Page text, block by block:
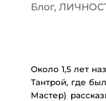
Блог,
Около 1,5 лет
Тантрой, где
Мастер)